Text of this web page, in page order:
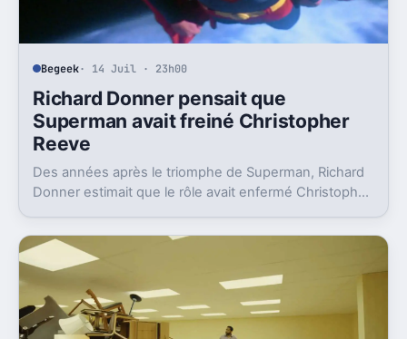
Begeek· 14 Juil · 23h00
Richard Donner pensait que
Superman avait freiné Christopher
Reeve
Des années après le triomphe de Superman, Richard
Donner estimait que le rôle avait enfermé Christopher
sortir.